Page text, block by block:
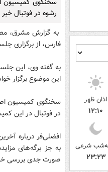
اذان ظهر
۱۲:۱۰
شرعی
۲۳:۲۳
رشوه در فوتبال خبر
به گزارش مشرق،
فارس، از برگزاری
به گفته وی، این
این موضوع برگزار
در فوتبال در این
افضلی‌فر درباره
صورت جدی بررسی